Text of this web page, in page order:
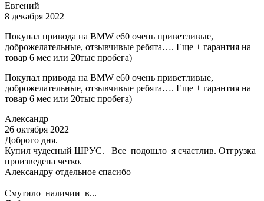
Евгений
8 декабря 2022
Покупал привода на BMW e60 очень приветливые,
доброжелательные, отзывчивые ребята…. Еще + гарантия на
товар 6 мес или 20тыс пробега)
Покупал привода на BMW e60 очень приветливые,
доброжелательные, отзывчивые ребята…. Еще + гарантия на
товар 6 мес или 20тыс пробега)
Александр
26 октября 2022
Доброго дня.
Купил чудесный ШРУС. Все подошло я счастлив. Отгрузка
произведена четко.
Александру отдельное спасибо
Смутило наличии в...